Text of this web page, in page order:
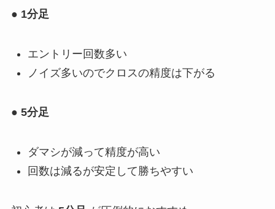
● 1分足
エントリー回数多い
ノイズ多いのでクロスの精度は下がる
● 5分足
ダマシが減って精度が高い
回数は減るが安定して勝ちやすい